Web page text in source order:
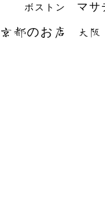
ボストン マサ
京都のお店 大阪